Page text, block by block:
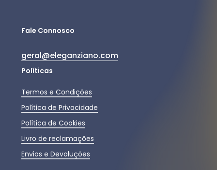
Fale Connosco
geral@eleganziano.com
Políticas
Termos e Condições
Política de Privacidade
Política de Cookies
Livro de reclamações
Envios e Devoluções